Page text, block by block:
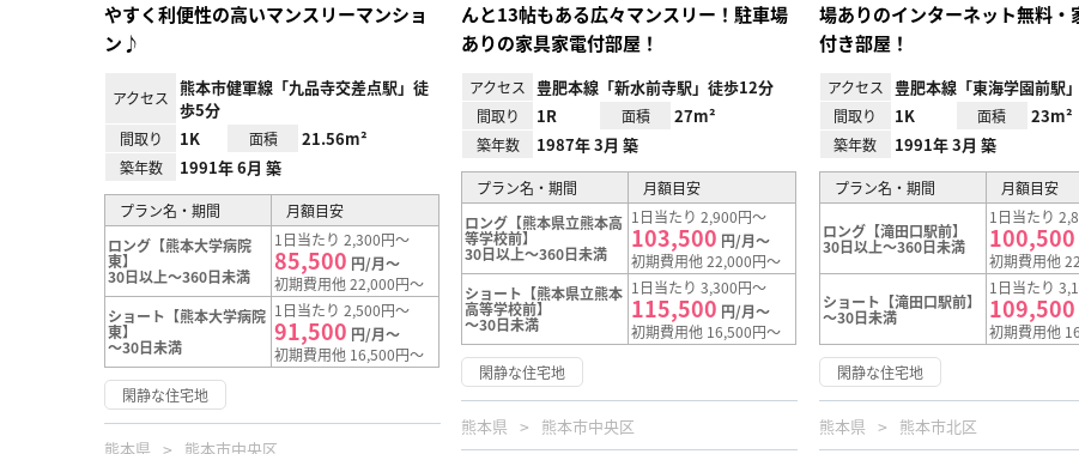
やすく利便性の高いマンスリーマンショ
ン♪
アクセス
熊本市健軍線「九品寺交差点駅」徒
歩5分
間取り 1K 面積 21.56m²
築年数 1991年 6月 築
プラン名・期間
月額目安
ロング【熊本大学病院
東】
30日以上～360日未満
1日当たり 2,300円～
85,500 円/月～
初期費用他 22,000円～
ショート【熊本大学病院
東】
～30日未満
1日当たり 2,500円～
91,500 円/月～
初期費用他 16,500円～
閑静な住宅地
熊本県 熊本市中央区
んと13帖もある広々マンスリー！駐車場
ありの家具家電付部屋！
アクセス 豊肥本線「新水前寺駅」徒歩12分
間取り 1R 面積 27m²
築年数 1987年 3月 築
プラン名・期間
月額目安
ロング【熊本県立熊本高
等学校前】
30日以上～360日未満
1日当たり 2,900円～
103,500 円/月～
初期費用他 22,000円～
ショート【熊本県立熊本
高等学校前】
～30日未満
1日当たり 3,300円～
115,500 円/月～
初期費用他 16,500円～
閑静な住宅地
熊本県 熊本市中央区
場ありのインターネット無料・
付き部屋！
アクセス 豊肥本線「東海学園前駅
間取り 1K 面積 23m²
築年数 1991年 3月 築
プラン名・期間 月額目安
ロング【滝田口駅前】
30日以上～360日未満
1日当たり
100,500
初期費用他
ショート【滝田口駅前】
～30日未満
1日当たり
109,500
初期費用他
閑静な住宅地
熊本県 熊本市北区